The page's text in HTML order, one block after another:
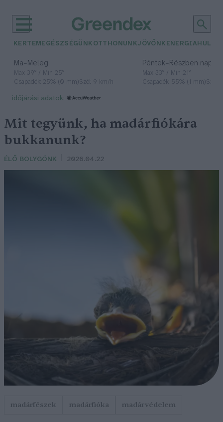
KERTEM EGÉSZSÉGÜNK OTTHONUNKJÖVŐNK ENERGIA
Ma– Meleg
Max 39° / Min 25°
Csapadék: 25% (0 mm)Szél: 9 km/h
Péntek– Részben
Max 33° / Min 21°
Csapadék: 55% (1 mm)Szél:
időjárási adatok:
Mit tegyünk, ha madárfiókára
bukkanunk?
ÉLŐ BOLYGÓNK 2026.04.22
madárfészek madárfióka madárvédelem